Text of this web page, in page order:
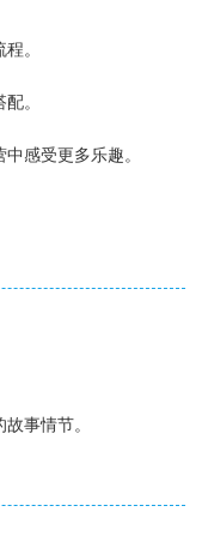
。
。
感受更多乐趣。
事情节。